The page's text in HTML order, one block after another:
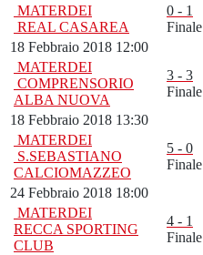
MATERDEI
REAL CASAREA
0 - 1
Finale
18 Febbraio 2018 12:00
MATERDEI
COMPRENSORIO
ALBA NUOVA
3 - 3
Finale
18 Febbraio 2018 13:30
MATERDEI
S.SEBASTIANO
CALCIOMAZZEO
5 - 0
Finale
24 Febbraio 2018 18:00
MATERDEI
RECCA SPORTING
CLUB
4 - 1
Finale